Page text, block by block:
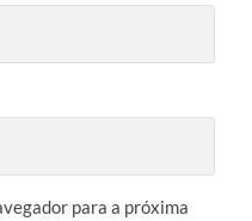
para a próxima